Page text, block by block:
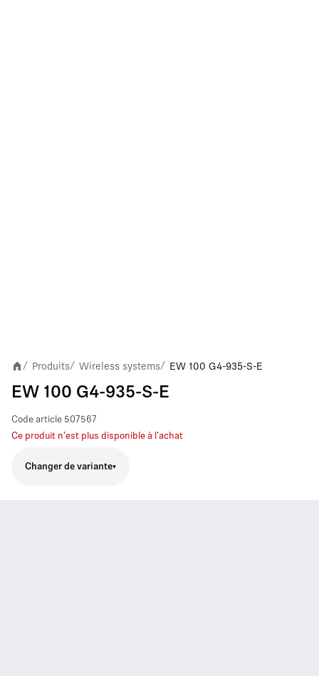
/ Produits/ Wireless systems/ EW 100 G4-935-S-E
EW 100 G4-935-S-E
Code article 507567
Ce produit n'est plus disponible à l'achat
Changer de variante